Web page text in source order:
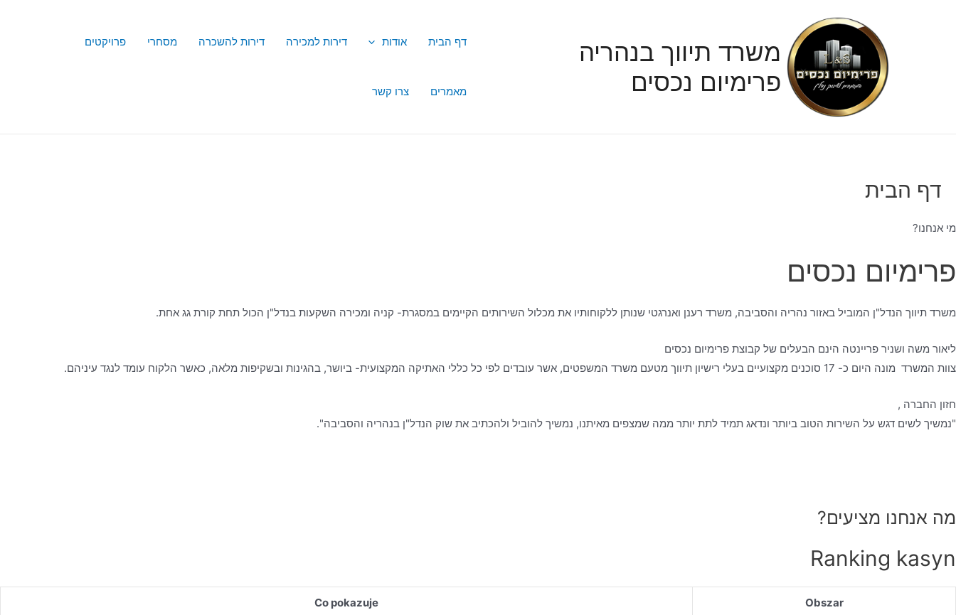
משרד תיווך בנהריה
פרימיום נכסים
דף הבית אודות דירות למכירה דירות להשכרה מסחרי פרויקטים
מאמרים צרו קשר
דף הבית
מי אנחנו?
פרימיום נכסים
משרד תיווך הנדל"ן המוביל באזור נהריה והסביבה, משרד רענן ואנרגטי שנותן ללקוחותיו את מכלול השירותים הקיימים במסגרת- קניה ומכירה השקעות בנדל"ן הכול תחת קורת גג אחת.
ליאור משה ושניר פריינטה הינם הבעלים של קבוצת פרימיום נכסים
צוות המשרד מונה היום כ- 17 סוכנים מקצועיים בעלי רישיון תיווך מטעם משרד המשפטים, אשר עובדים לפי כל כללי האתיקה המקצועית- ביושר, בהגינות ובשקיפות מלאה, כאשר הלקוח עומד לנגד עיניהם.
חזון החברה ,
"נמשיך לשים דגש על השירות הטוב ביותר ונדאג תמיד לתת יותר ממה שמצפים מאיתנו, נמשיך להוביל ולהכתיב את שוק הנדל"ן בנהריה והסביבה".
מה אנחנו מציעים?
Ranking kasyn
Obszar
Co pokazuje